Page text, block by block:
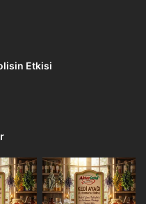
Etkisi